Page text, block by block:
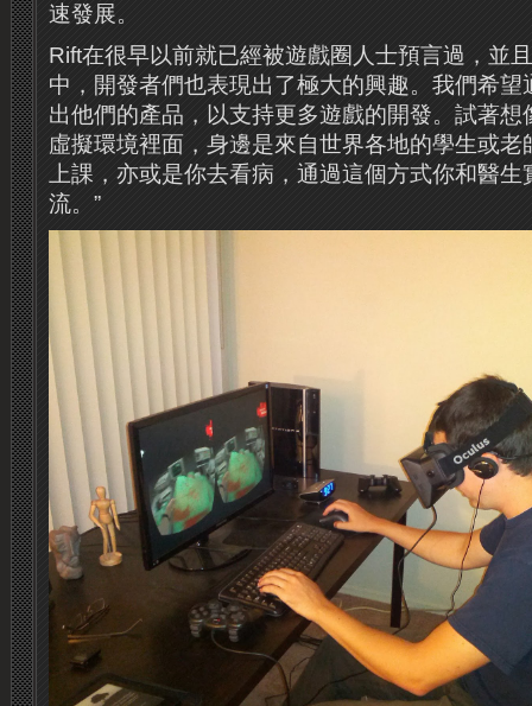
速發展。
Rift在很早以前就已經被遊戲圈人士預言過，並
中，開發者們也表現出了極大的興趣。我們希
出他們的產品，以支持更多遊戲的開發。試著
虛擬環境裡面，身邊是來自世界各地的學生​​或
上課，亦或是你去看病，通過這個方式你和醫
流。”